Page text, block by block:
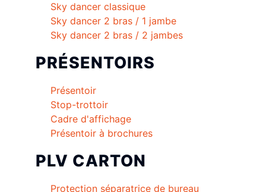
Sky dancer classique
Sky dancer 2 bras / 1 jambe
Sky dancer 2 bras / 2 jambes
PRÉSENTOIRS
Présentoir
Stop-trottoir
Cadre d'affichage
Présentoir à brochures
PLV CARTON
Protection séparatrice de bureau